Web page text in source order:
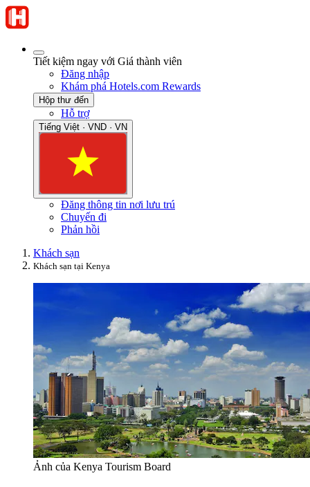
Tiết kiệm ngay với Giá thành viên
Đăng nhập
Khám phá Hotels.com Rewards
Hộp thư đến
Hỗ trợ
Tiếng Việt · VND · VN
Đăng thông tin nơi lưu trú
Chuyến đi
Phản hồi
Khách sạn
Khách sạn tại Kenya
Ảnh của Kenya Tourism Board